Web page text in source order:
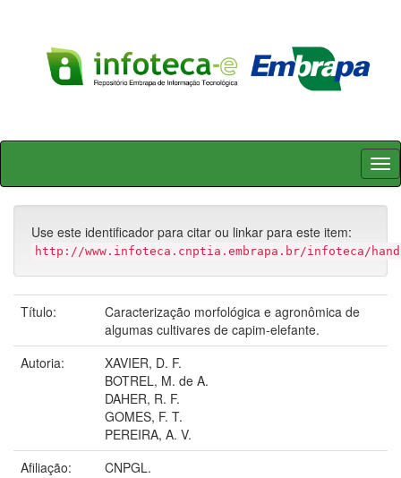
Skip
Use este identificador para citar ou linkar para este item:
http://www.infoteca.cnptia.embrapa.br/infoteca/
Título:
Caracterização morfológica e agronômica de
algumas cultivares de capim-elefante.
Autoria:
XAVIER, D. F.
BOTREL, M. de A.
DAHER, R. F.
GOMES, F. T.
PEREIRA, A. V.
Afiliação:
CNPGL.